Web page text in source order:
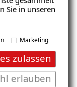
Sie in unseren
Marketing
zulassen
erlauben
eine
Fällen nicht von
die
der
die